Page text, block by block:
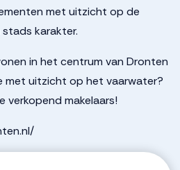
met uitzicht op de
karakter.
in het centrum van Dronten
met uitzicht op het vaarwater?
makelaars!